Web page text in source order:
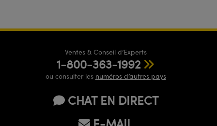
Ventes & Conseil d’Experts
1-800-363-1992
ou consulter les numéros d’autres pays
CHAT EN DIRECT